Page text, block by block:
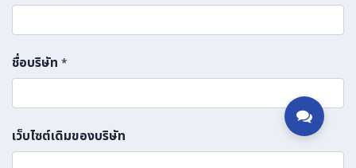
ชื่อบริษัท *
เว็บไซต์เดิมของบริษัท